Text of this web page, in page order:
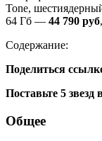
Tone,
64 Гб — 44 790 руб
Содержание:
Поделиться
Поставьте 5
Общее